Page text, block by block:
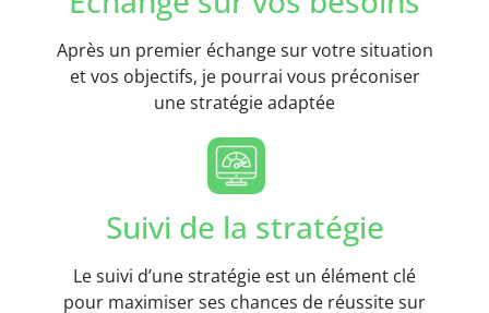
Après un premier échange sur votre situation
et vos objectifs, je pourrai vous préconiser
une stratégie adaptée
Suivi de la stratégie
Le suivi d’une stratégie est un élément clé
pour maximiser ses chances de réussite sur